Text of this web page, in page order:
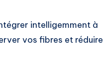
intelligemment à
vos fibres et réduire